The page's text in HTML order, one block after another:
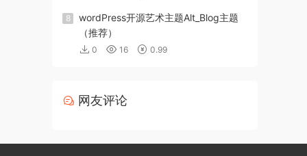
8
wordPress开源艺术主题Alt_Blog主题
（推荐）
0 16 0.99
网友评论